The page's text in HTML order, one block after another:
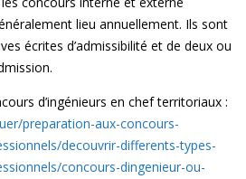
lieu annuellement. Ils sont
écrites d’admissibilité et de deux ou
d’ingénieurs en chef territoriaux :
preparation-aux-concours-
decouvrir-differents-types-
concours-dingenieur-ou-